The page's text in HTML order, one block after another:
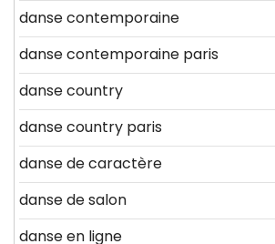
danse contemporaine
danse contemporaine paris
danse country
danse country paris
danse de caractère
danse de salon
danse en ligne